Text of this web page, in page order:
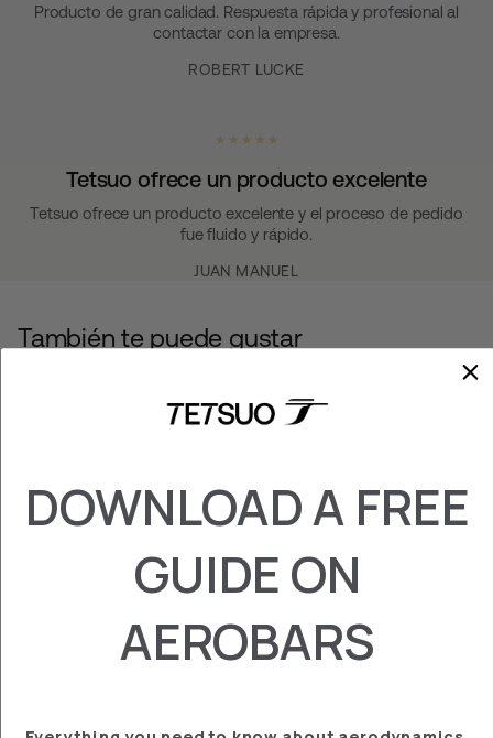
Producto de gran calidad. Respuesta rápida y profesional al
contactar con la empresa.
ROBERT LUCKE
★ ★ ★ ★ ★
Tetsuo ofrece un producto excelente
Tetsuo ofrece un producto excelente y el proceso de pedido
fue fluido y rápido.
JUAN MANUEL
También te puede gustar
DOWNLOAD A FREE
GUIDE ON
AEROBARS